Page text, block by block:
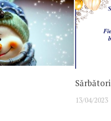
13/04/2023